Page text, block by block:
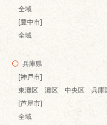
全域
[豊中市]
全域
兵庫県
[神戸市]
東灘区 灘区 中央区 兵
[芦屋市]
全域